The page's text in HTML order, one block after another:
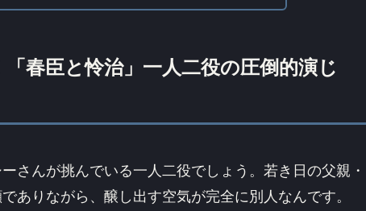
春臣と怜治」一人二役の圧倒的演じ
さんが挑んでいる一人二役でしょう。若き日の父親・
ありながら、醸し出す空気が完全に別人なんです。